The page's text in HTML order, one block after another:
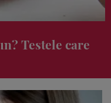
uleiuri de